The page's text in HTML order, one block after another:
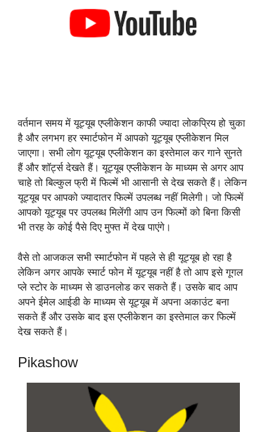
वर्तमान समय में यूट्यूब एप्लीकेशन काफी ज्यादा लोकप्रिय हो चुका
है और लगभग हर स्मार्टफोन में आपको यूट्यूब एप्लीकेशन मिल
जाएगा। सभी लोग यूट्यूब एप्लीकेशन का इस्तेमाल कर गाने सुनते
हैं और शॉर्ट्स देखते हैं। यूट्यूब एप्लीकेशन के माध्यम से अगर आप
चाहे तो बिल्कुल फ्री में फिल्में भी आसानी से देख सकते हैं। लेकिन
यूट्यूब पर आपको ज्यादातर फिल्में उपलब्ध नहीं मिलेगी। जो फिल्में
आपको यूट्यूब पर उपलब्ध मिलेंगी आप उन फिल्मों को बिना किसी
भी तरह के कोई पैसे दिए मुफ्त में देख पाएंगे।
वैसे तो आजकल सभी स्मार्टफोन में पहले से ही यूट्यूब हो रहा है
लेकिन अगर आपके स्मार्ट फोन में यूट्यूब नहीं है तो आप इसे गूगल
प्ले स्टोर के माध्यम से डाउनलोड कर सकते हैं। उसके बाद आप
अपने ईमेल आईडी के माध्यम से यूट्यूब में अपना अकाउंट बना
सकते हैं और उसके बाद इस एप्लीकेशन का इस्तेमाल कर फिल्में
देख सकते हैं।
Pikashow